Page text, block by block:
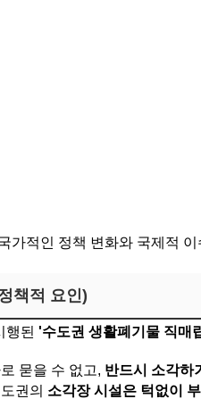
가적인 정책 변화와 국제적
책적 요인)
행된 '수도권 생활폐기물 직매
묻을 수 없고, 반드시 소각하
권의 소각장 시설은 턱없이